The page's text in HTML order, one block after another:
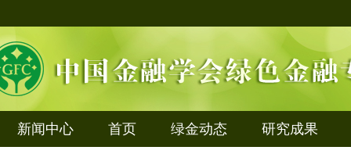
新闻中心 首页 绿金动态 研究成果